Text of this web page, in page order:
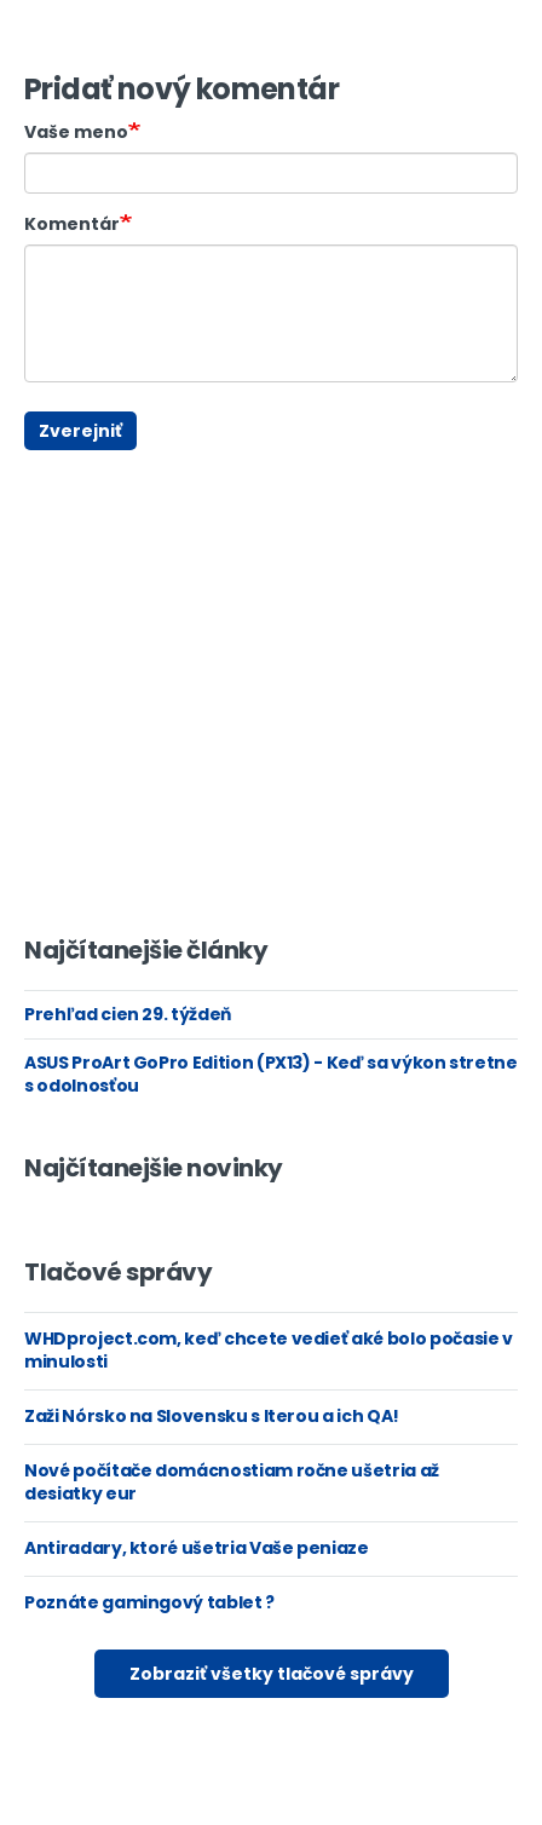
Pridať nový komentár
Vaše meno
Komentár
Zverejniť
Najčítanejšie články
Prehľad cien 29. týždeň
ASUS ProArt GoPro Edition (PX13) - Keď sa výkon stretne
s odolnosťou
Najčítanejšie novinky
Tlačové správy
WHDproject.com, keď chcete vedieť aké bolo počasie v
minulosti
Zaži Nórsko na Slovensku s Iterou a ich QA!
Nové počítače domácnostiam ročne ušetria až
desiatky eur
Antiradary, ktoré ušetria Vaše peniaze
Poznáte gamingový tablet ?
Zobraziť všetky tlačové správy